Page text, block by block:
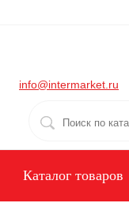
info@intermarket.ru
Каталог товаров